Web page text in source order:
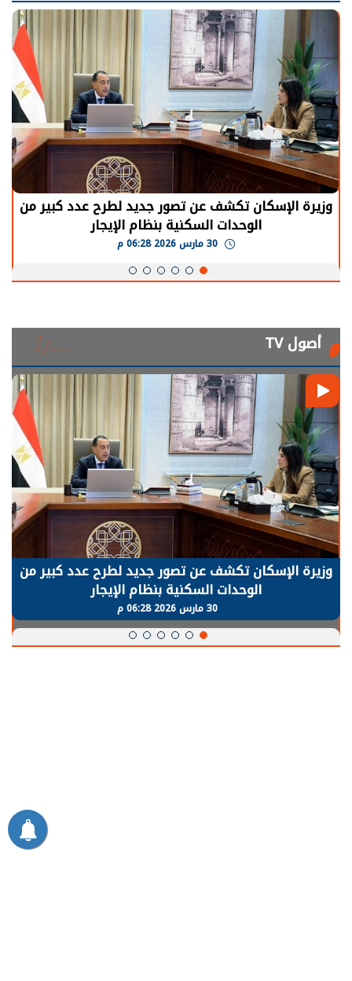
الرئيس السيسي: توقف الأنشطة في قطاع الطاقة
يحتاج إلى سنوات لعودة معدلات الإنتاج الطبيعية
أصول TV
الرئيس السيسي: توقف الأنشطة في قطاع الطاقة
يحتاج إلى سنوات لعودة معدلات الإنتاج الطبيعية